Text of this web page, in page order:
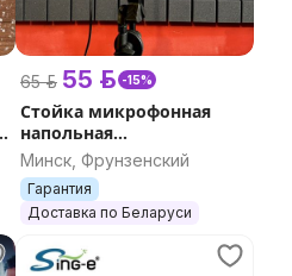
65 р. 55 р. -15%
Стойка микрофонная
напольная
профессиональная
журавль для микрофона
Mic Stand JBH штатив
держатель
Минск, Фрунзенский
Гарантия
Доставка по Беларуси